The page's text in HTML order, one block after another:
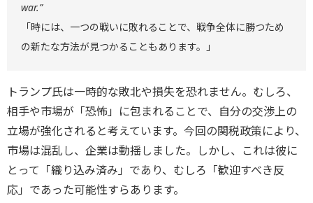
war.”
「時には、一つの戦いに敗れることで、戦争全体に勝つため
の新たな方法が見つかることもあります。」
トランプ氏は一時的な敗北や損失を恐れません。むしろ、
相手や市場が「恐怖」に包まれることで、自分の交渉上の
立場が強化されると考えています。今回の関税政策により、
市場は混乱し、企業は動揺しました。しかし、これは彼に
とって「織り込み済み」であり、むしろ「歓迎すべき反
応」であった可能性すらあります。